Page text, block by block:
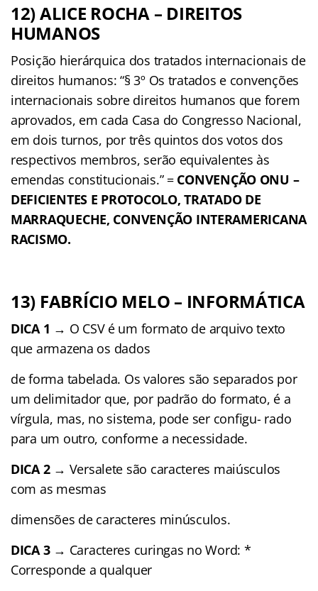
12) ALICE ROCHA – DIREITOS
HUMANOS
Posição hierárquica dos tratados internacionais de
direitos humanos: “§ 3º Os tratados e convenções
internacionais sobre direitos humanos que forem
aprovados, em cada Casa do Congresso Nacional,
em dois turnos, por três quintos dos votos dos
respectivos membros, serão equivalentes às
emendas constitucionais.” = CONVENÇÃO ONU –
DEFICIENTES E PROTOCOLO, TRATADO DE
MARRAQUECHE, CONVENÇÃO INTERAMERICANA
RACISMO.
13) FABRÍCIO MELO – INFORMÁTICA
DICA 1 → O CSV é um formato de arquivo texto
que armazena os dados
de forma tabelada. Os valores são separados por
um delimitador que, por padrão do formato, é a
vírgula, mas, no sistema, pode ser conﬁgu- rado
para um outro, conforme a necessidade.
DICA 2 → Versalete são caracteres maiúsculos
com as mesmas
dimensões de caracteres minúsculos.
DICA 3 → Caracteres curingas no Word: *
Corresponde a qualquer